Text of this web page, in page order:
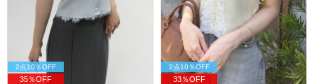
2点10％OFF
35％OFF
2点10％OFF
33％OFF